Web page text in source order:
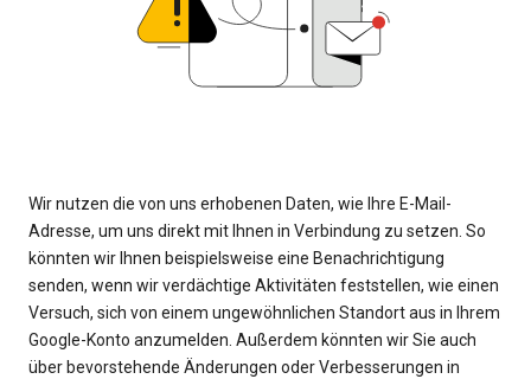
Wir nutzen die von uns erhobenen Daten, wie Ihre E-Mail-
Adresse, um uns direkt mit Ihnen in Verbindung zu setzen. So
könnten wir Ihnen beispielsweise eine Benachrichtigung
senden, wenn wir verdächtige Aktivitäten feststellen, wie einen
Versuch, sich von einem ungewöhnlichen Standort aus in Ihrem
Google-Konto anzumelden. Außerdem könnten wir Sie auch
über bevorstehende Änderungen oder Verbesserungen in